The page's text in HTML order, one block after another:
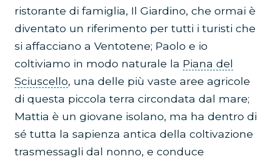
ristorante di famiglia, Il Giardino, che ormai è
diventato un riferimento per tutti i turisti che
si affacciano a Ventotene; Paolo e io
coltiviamo in modo naturale la Piana del
Sciuscello, una delle più vaste aree agricole
di questa piccola terra circondata dal mare;
Mattia è un giovane isolano, ma ha dentro di
sé tutta la sapienza antica della coltivazione
trasmessagli dal nonno, e conduce